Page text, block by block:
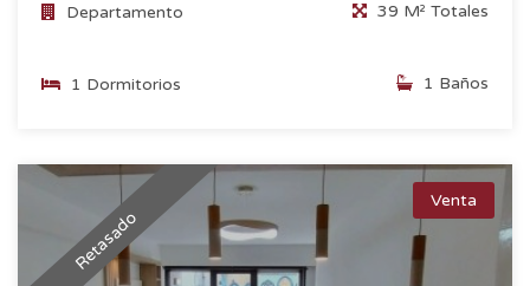
Departamento 39 M² Totales
1 Dormitorios 1 Baños
Retasado
Venta